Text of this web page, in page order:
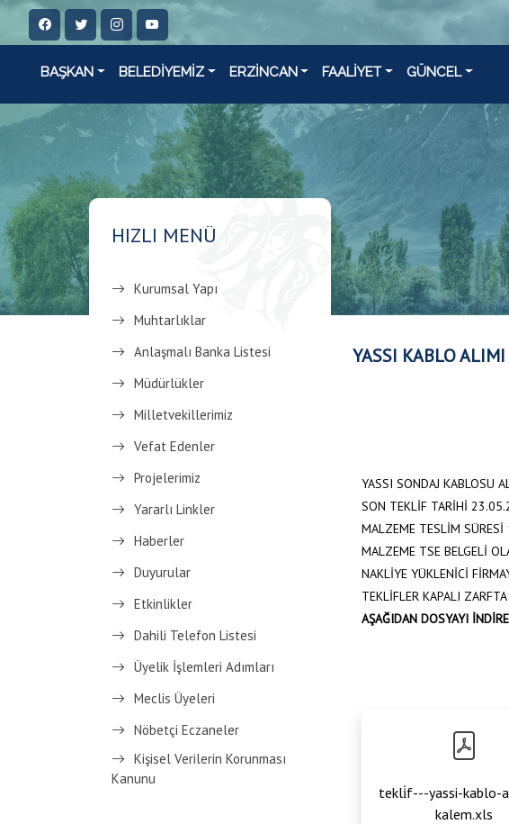
BAŞKAN BELEDİYEMİZ ERZİNCAN FAALİYET GÜNCEL
HIZLI MENÜ
Kurumsal Yapı
Muhtarlıklar
Anlaşmalı Banka Listesi
Müdürlükler
Milletvekillerimiz
Vefat Edenler
Projelerimiz
Yararlı Linkler
Haberler
Duyurular
Etkinlikler
Dahili Telefon Listesi
Üyelik İşlemleri Adımları
Meclis Üyeleri
Nöbetçi Eczaneler
Kişisel Verilerin Korunması
Kanunu
YASSI KABLO
YASSI SONDAJ KABLOSU
SON TEKLİF TARİHİ
MALZEME TESLİM
MALZEME TSE BELGELİ
NAKLİYE YÜKLENİCİ
TEKLİFLER KAPALI
AŞAĞIDAN DOSYAYI
tekli̇f---yassi-kablo-
kalem.xls